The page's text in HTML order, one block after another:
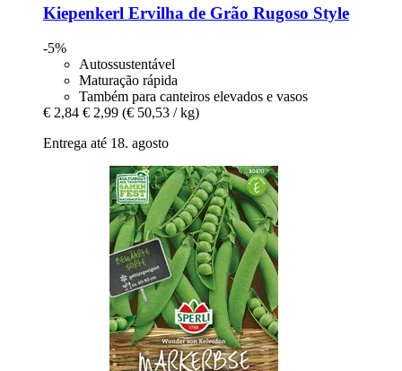
Kiepenkerl Ervilha de Grão Rugoso Style
-5%
Autossustentável
Maturação rápida
Também para canteiros elevados e vasos
€ 2,84 € 2,99 (€ 50,53 / kg)
Entrega até 18. agosto